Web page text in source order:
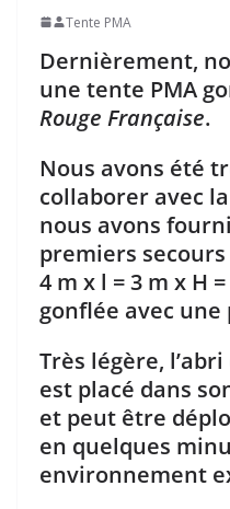
Tente PMA
Dernièrement,
une tente PMA
Rouge Française.
Nous avons été
collaborer avec
nous avons
premiers
4 m x l = 3 m x H
gonflée avec
Très légère,
est placé dans
et peut être
en quelques
environnement